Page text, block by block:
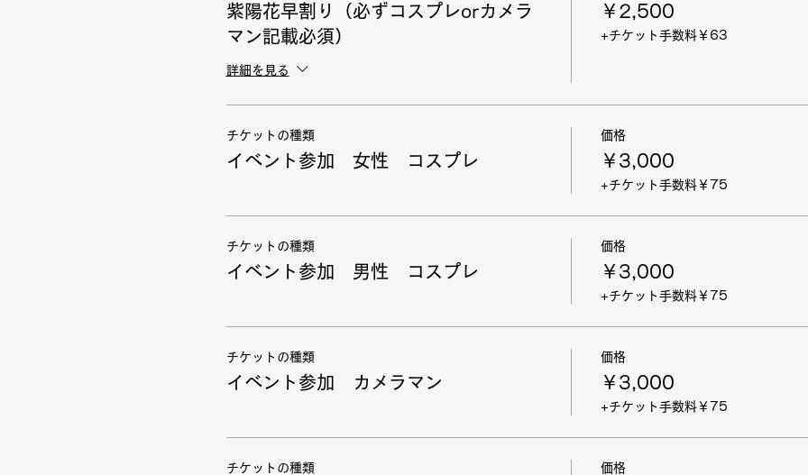
紫陽花早割り（必ずコスプレorカメラ
マン記載必須）
詳細を見る
￥2,500
+チケット手数料￥63
チケットの種類
イベント参加 女性 コスプレ
価格
￥3,000
+チケット手数料￥75
チケットの種類
イベント参加 男性 コスプレ
価格
￥3,000
+チケット手数料￥75
チケットの種類
イベント参加 カメラマン
価格
￥3,000
+チケット手数料￥75
チケットの種類 価格